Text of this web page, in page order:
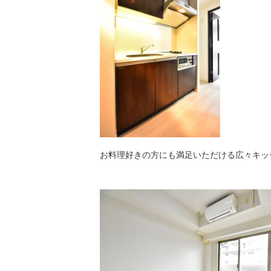
お料理好きの方にも満足いただける広々キッ